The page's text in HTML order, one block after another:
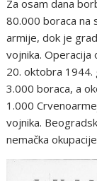
Za osam dana
80.000 boraca na
armije, dok je
vojnika.
20. oktobra 1944.
3.000 boraca, a
1.000
vojnika.
nemačka